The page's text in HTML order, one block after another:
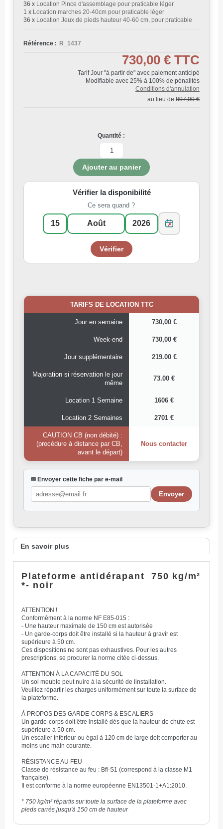
36 x Location Pince d'assemblage pour praticable léger
1 x Location marches 20-40cm pour praticable léger
36 x Location Jeux de pieds hauteur 40-60 cm, pour praticable
Référence : R_1437
730,00 € TTC
Tarif Jour "à partir de" avec paiement anticipé
Modifiable avec 25% à 100% de pénalités
Conditions d'annulation
au lieu de 807,00 €
Quantité :
Vérifier la disponibilité
Ce sera quand ?
TARIFS DE LOCATION TTC
Jour en semaine 730,00 €
Week-end 730,00 €
Jour supplémentaire 219.00 €
Majoration si réservation le jour
même
73.00 €
Location 1 Semaine 1606 €
Location 2 Semaines 2701 €
CAUTION CB (non débité) :
(procédure à distance par CB,
avant le départ)
Nous contacter
✉ Envoyer cette fiche par e-mail
En savoir plus
Plateforme antidérapant 750 kg/m²
*- noir
ATTENTION !
Conformément à la norme NF E85-015 :
- Une hauteur maximale de 150 cm est autorisée
- Un garde-corps doit être installé si la hauteur à gravir est
supérieure à 50 cm.
Ces dispositions ne sont pas exhaustives. Pour les autres
prescriptions, se procurer la norme citée ci-dessus.
ATTENTION À LA CAPACITÉ DU SOL
Un sol meuble peut nuire à la sécurité de linstallation.
Veuillez répartir les charges uniformément sur toute la surface de
la plateforme.
À PROPOS DES GARDE-CORPS & ESCALIERS
Un garde-corps doit être installé dès que la hauteur de chute est
supérieure à 50 cm.
Un escalier inférieur ou égal à 120 cm de large doit comporter au
moins une main courante.
RÉSISTANCE AU FEU
Classe de résistance au feu : Bfl-S1 (correspond à la classe M1
française).
Il est conforme à la norme européenne EN13501-1+A1:2010.
* 750 kg/m² répartis sur toute la surface de la plateforme avec
pieds carrés jusqu'à 150 cm de hauteur